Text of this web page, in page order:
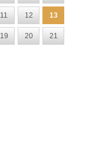
11 12 13
19 20 21